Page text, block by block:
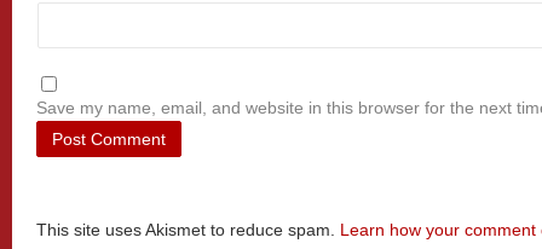
Save my name, email, and website in this browser for the next
This site uses Akismet to reduce spam. Learn how your